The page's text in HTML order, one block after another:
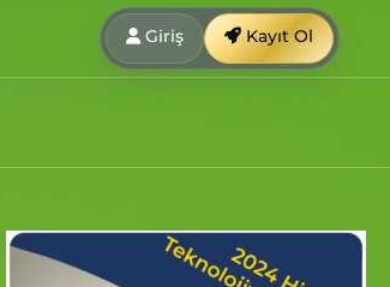
Giriş Kayıt Ol